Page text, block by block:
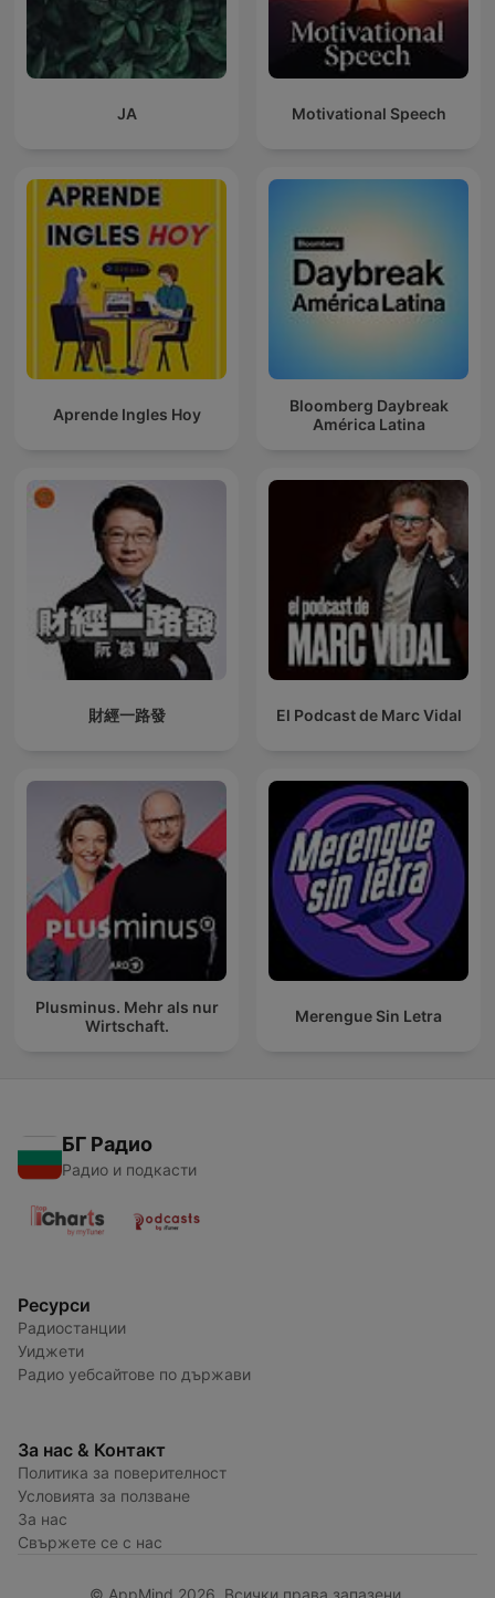
JA Motivational Speech
Aprende Ingles Hoy
Bloomberg Daybreak
América Latina
財經一路發 El Podcast de Marc Vidal
Plusminus. Mehr als nur
Wirtschaft.
Merengue Sin Letra
БГ Радио
Радио и подкасти
Ресурси
Радиостанции
Уиджети
Радио уебсайтове по държави
За нас & Контакт
Политика за поверителност
Условията за ползване
За нас
Свържете се с нас